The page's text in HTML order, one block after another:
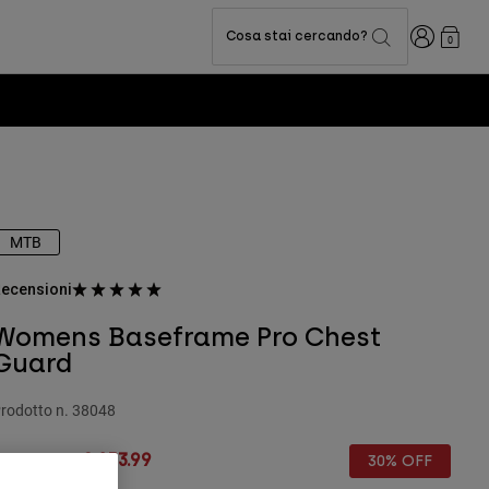
Cosa stai cercando? Accedi0
MTB
Baseframe Pro Chest
n. 38048
reduced from
to € 153.99 30% OFF